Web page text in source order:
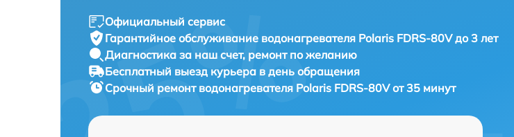
Официальный сервис
Гарантийное обслуживание водонагревателя Polaris FDRS-80V до 3 лет
Диагностика за наш счет, ремонт по желанию
Бесплатный выезд курьера в день обращения
Срочный ремонт водонагревателя Polaris FDRS-80V от 35 минут